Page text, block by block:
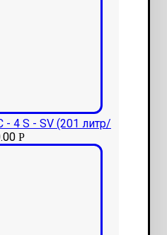
- 4 S - SV (201 литр/
Р